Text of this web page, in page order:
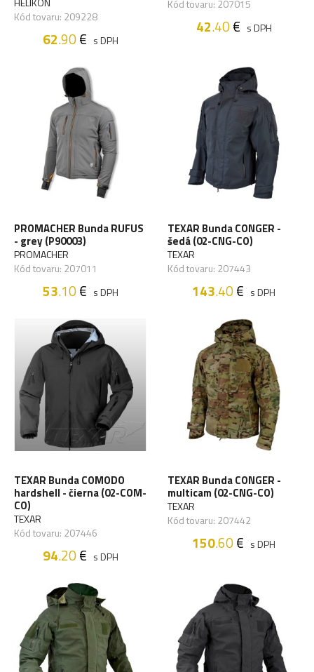
Kód tovaru: 209228
62.90€ s DPH
Kód tovaru: 207015
42.40€ s DPH
PROMACHER Bunda RUFUS
- grey (P90003)
PROMACHER
Kód tovaru: 207011
53.10€ s DPH
TEXAR Bunda CONGER -
šedá (02-CNG-CO)
TEXAR
Kód tovaru: 207443
143.40€ s DPH
TEXAR Bunda COMODO
hardshell - čierna (02-COM-
CO)
TEXAR
Kód tovaru: 207446
94.20€ s DPH
TEXAR Bunda CONGER -
multicam (02-CNG-CO)
TEXAR
Kód tovaru: 207442
150.60€ s DPH